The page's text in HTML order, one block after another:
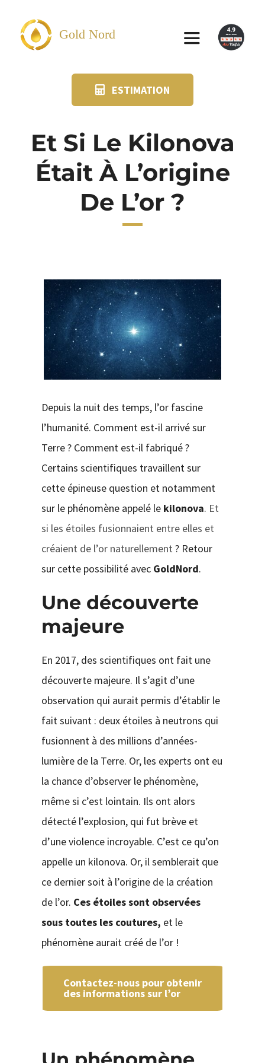
contenu
Gold Nord
Toggle
SUIVI KIT POSTAL
CONTACT
ESTIMATION
Et Si Le Kilonova
Était À L’origine
De L’or ?
Depuis la nuit des temps, l’or fascine
l’humanité. Comment est-il arrivé sur
Terre ? Comment est-il fabriqué ?
Certains scientifiques travaillent sur
cette épineuse question et notamment
sur le phénomène appelé le kilonova. Et
si les étoiles fusionnaient entre elles et
créaient de l’or naturellement ? Retour
sur cette possibilité avec GoldNord.
Une découverte
majeure
En 2017, des scientifiques ont fait une
découverte majeure. Il s’agit d’une
observation qui aurait permis d’établir le
fait suivant : deux étoiles à neutrons qui
fusionnent à des millions d’années-
lumière de la Terre. Or, les experts ont eu
la chance d’observer le phénomène,
même si c’est lointain. Ils ont alors
détecté l’explosion, qui fut brève et
d’une violence incroyable. C’est ce qu’on
appelle un kilonova. Or, il semblerait que
ce dernier soit à l’origine de la création
de l’or. Ces étoiles sont observées
sous toutes les coutures, et le
phénomène aurait créé de l’or !
Contactez-nous pour obtenir
des informations sur l’or